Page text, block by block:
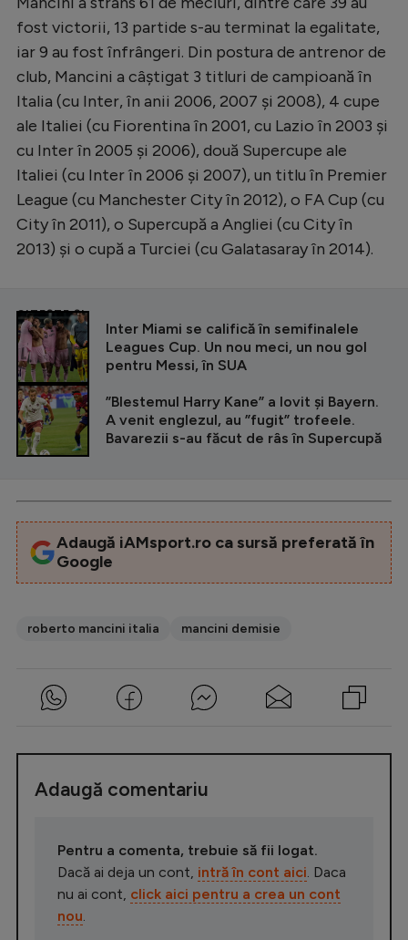
fost victorii, 13 partide s-au terminat la egalitate,
iar 9 au fost înfrângeri. Din postura de antrenor de
club, Mancini a câștigat 3 titluri de campioană în
Italia (cu Inter, în anii 2006, 2007 și 2008), 4 cupe
ale Italiei (cu Fiorentina în 2001, cu Lazio în 2003 și
cu Inter în 2005 și 2006), două Supercupe ale
Italiei (cu Inter în 2006 și 2007), un titlu în Premier
League (cu Manchester City în 2012), o FA Cup (cu
City în 2011), o Supercupă a Angliei (cu City în
2013) și o cupă a Turciei (cu Galatasaray în 2014).
CITEȘTE ȘI
Inter Miami se califică în semifinalele
Leagues Cup. Un nou meci, un nou gol
pentru Messi, în SUA
”Blestemul Harry Kane” a lovit și Bayern.
A venit englezul, au ”fugit” trofeele.
Bavarezii s-au făcut de râs în Supercupă
Adaugă iAMsport.ro ca sursă preferată în
Google
roberto mancini italia mancini demisie
Adaugă comentariu
Pentru a comenta, trebuie să fii logat.
Dacă ai deja un cont, intră în cont aici . Daca
nu ai cont, click aici pentru a crea un cont
nou